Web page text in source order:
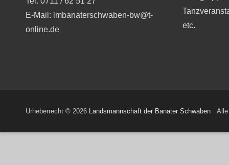
E-Mail: lmbanaterschwaben-bw@t-
online.de
etc.
Urheberrecht © 2026 Landsmannschaft der Banater Schwaben Alle